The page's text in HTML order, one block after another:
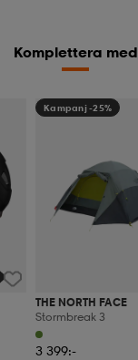
Komplettera med
Kampanj -25%
THE NORTH FACE
Stormbreak 3
3 399:-